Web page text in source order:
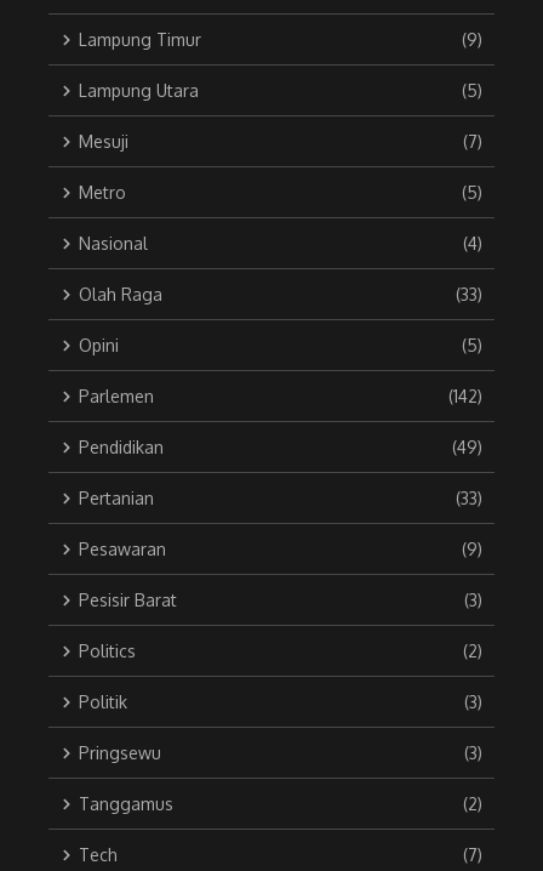
Lampung Timur (9)
Lampung Utara (5)
Mesuji (7)
Metro (5)
Nasional (4)
Olah Raga (33)
Opini (5)
Parlemen (142)
Pendidikan (49)
Pertanian (33)
Pesawaran (9)
Pesisir Barat (3)
Politics (2)
Politik (3)
Pringsewu (3)
Tanggamus (2)
Tech (7)